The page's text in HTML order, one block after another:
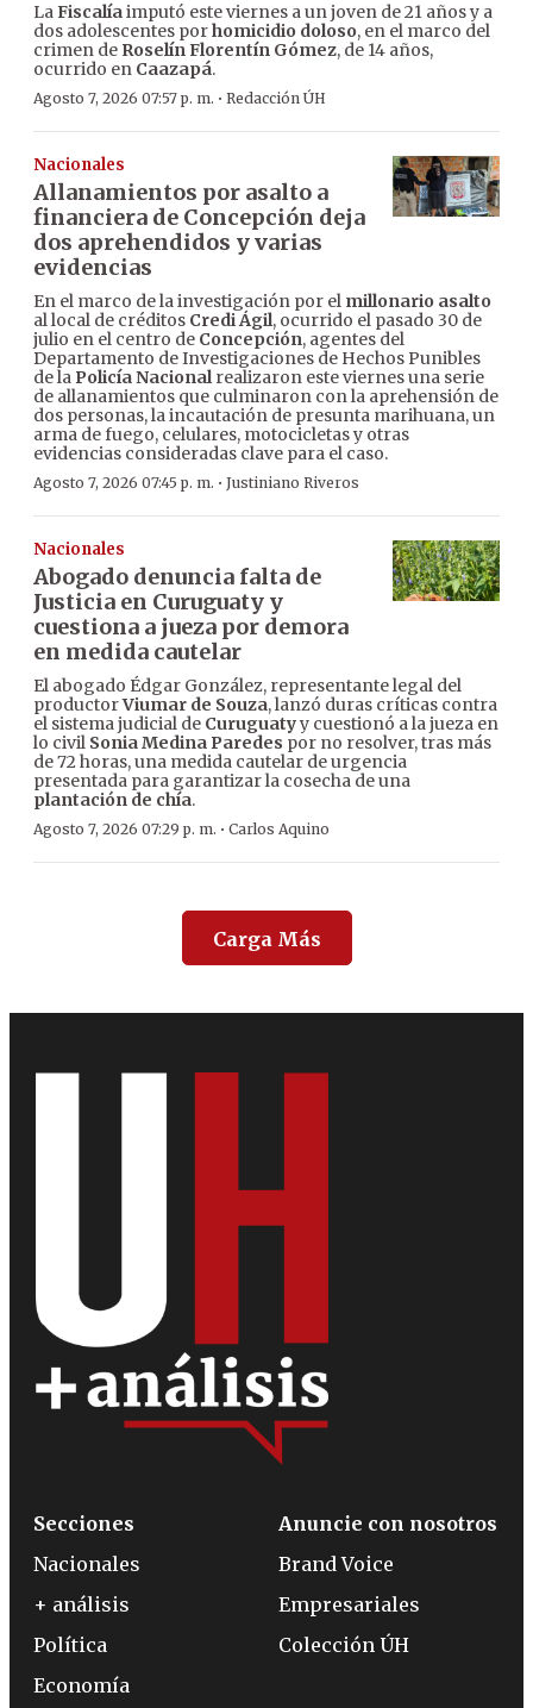
LaFiscalíaimputó este viernes a un joven de 21 años y a
dos adolescentes porhomicidio doloso, en el marco del
crimen de Roselín Florentín Gómez, de 14 años,
ocurrido en Caazapá.
Agosto 7, 2026 07:57 p. m. · Redacción ÚH
Nacionales
Allanamientos por asalto a
financiera de Concepción deja
dos aprehendidos y varias
evidencias
En el marco de la investigación por el millonario asalto
al local de créditos Credi Ágil, ocurrido el pasado 30 de
julio en el centro de Concepción, agentes del
Departamento de Investigaciones de Hechos Punibles
de la Policía Nacionalrealizaron este viernes una serie
de allanamientos que culminaron con la aprehensión de
dos personas, la incautación de presunta marihuana, un
arma de fuego, celulares, motocicletas y otras
evidencias consideradas clave para el caso.
Agosto 7, 2026 07:45 p. m. · Justiniano Riveros
Nacionales
Abogado denuncia falta de
Justicia en Curuguaty y
cuestiona a jueza por demora
en medida cautelar
El abogado Édgar González, representante legal del
productorViumar de Souza, lanzó duras críticas contra
el sistema judicial de Curuguatyy cuestionó a la jueza en
lo civil Sonia Medina Paredes por no resolver, tras más
de 72 horas, una medida cautelar de urgencia
presentada para garantizar la cosecha de una
plantación de chía.
Agosto 7, 2026 07:29 p. m. · Carlos Aquino
Carga Más
Secciones
Nacionales
+ análisis
Política
Economía
Anuncie con nosotros
Brand Voice
Empresariales
Colección ÚH